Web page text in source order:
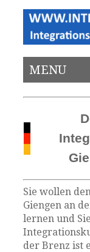
MENU
Sie wollen
Giengen an
lernen und
der Brenz ist